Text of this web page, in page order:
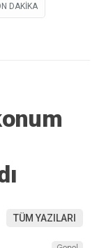
DAKIKA
TÜM YAZILARI